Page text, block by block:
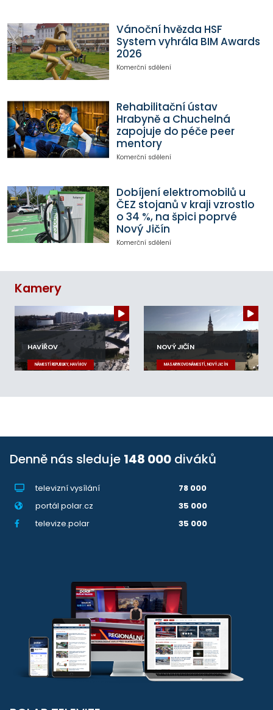
Vánoční hvězda HSF
System vyhrála BIM Awards
2026
Komerční sdělení
Rehabilitační ústav
Hrabyně a Chuchelná
zapojuje do péče peer
mentory
Komerční sdělení
Dobíjení elektromobilů u
ČEZ stojanů v kraji vzrostlo
o 34 %, na špici poprvé
Nový Jičín
Komerční sdělení
Kamery
HAVÍŘOV
NÁMĚSTÍ REPUBLIKY, HAVÍŘOV
NOVÝ JIČÍN
MASARYKOVO NÁMĚSTÍ, NOVÝ JIČÍN
Denně nás sleduje 148 000 diváků
televizní vysílání
78 000
portál polar.cz
35 000
televize.polar
35 000